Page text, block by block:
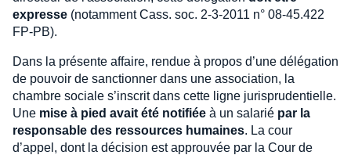
expresse (notamment Cass. soc. 2-3-2011 n° 08-45.422
FP-PB).
Dans la présente affaire, rendue à propos d’une délégation
de pouvoir de sanctionner dans une association, la
chambre sociale s’inscrit dans cette ligne jurisprudentielle.
Une mise à pied avait été notifiée à un salarié par la
responsable des ressources humaines. La cour
d’appel, dont la décision est approuvée par la Cour de